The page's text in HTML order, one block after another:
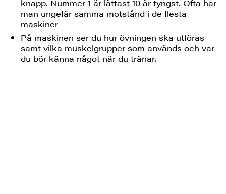
knapp. Nummer 1 är lättast 10 är tyngst. Ofta har
man ungefär samma motstånd i de flesta
maskiner
På maskinen ser du hur övningen ska utföras
samt vilka muskelgrupper som används och var
du bör känna något när du tränar.